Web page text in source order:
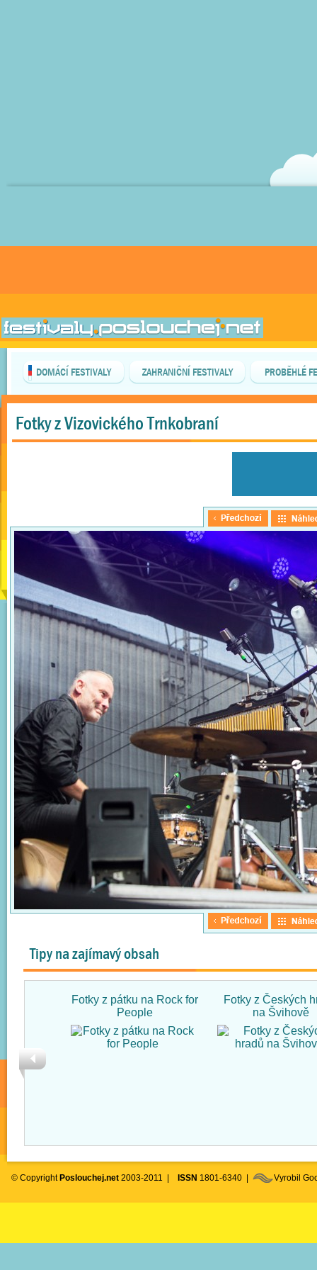
DOMÁCÍ FESTIVALY ZAHRANIČNÍ FESTIVALY PROBĚHLÉ
Fotky z Vizovického Trnkobraní
Tipy na zajímavý obsah
Fotky z pátku na Rock for
People
Fotky z Českých
na Švihově
© Copyright Poslouchej.net 2003-2011 | ISSN 1801-6340 | Vyrobil